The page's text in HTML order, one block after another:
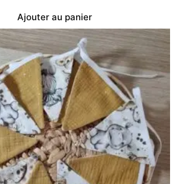
Ajouter au panier